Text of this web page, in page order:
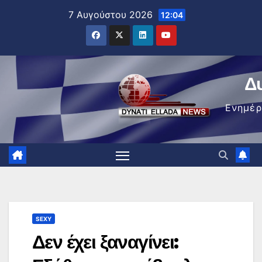
7 Αυγούστου 2026 12:04
SEXY
Δεν έχει ξαναγίνει: